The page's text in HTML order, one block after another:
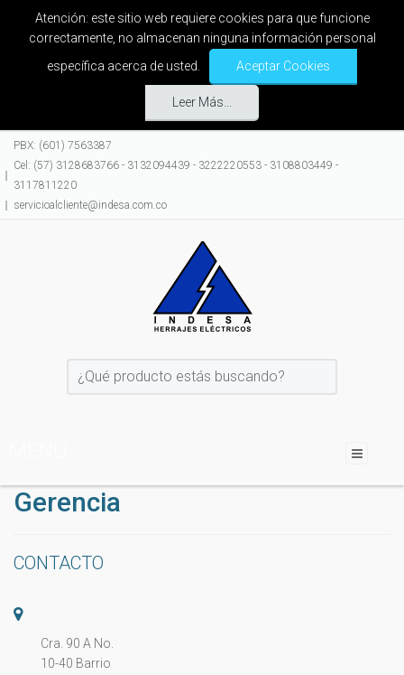
Atención: este sitio web requiere cookies para que funcione
correctamente, no almacenan ninguna información personal
específica acerca de usted.
Aceptar Cookies
Leer Más...
PBX: (601) 7563387
Cel: (57) 3128683766 - 3132094439 - 3222220553 - 3108803449 -
3117811220
servicioalcliente@indesa.com.co
Gerencia
CONTACTO
Cra. 90 A No.
10-40 Barrio